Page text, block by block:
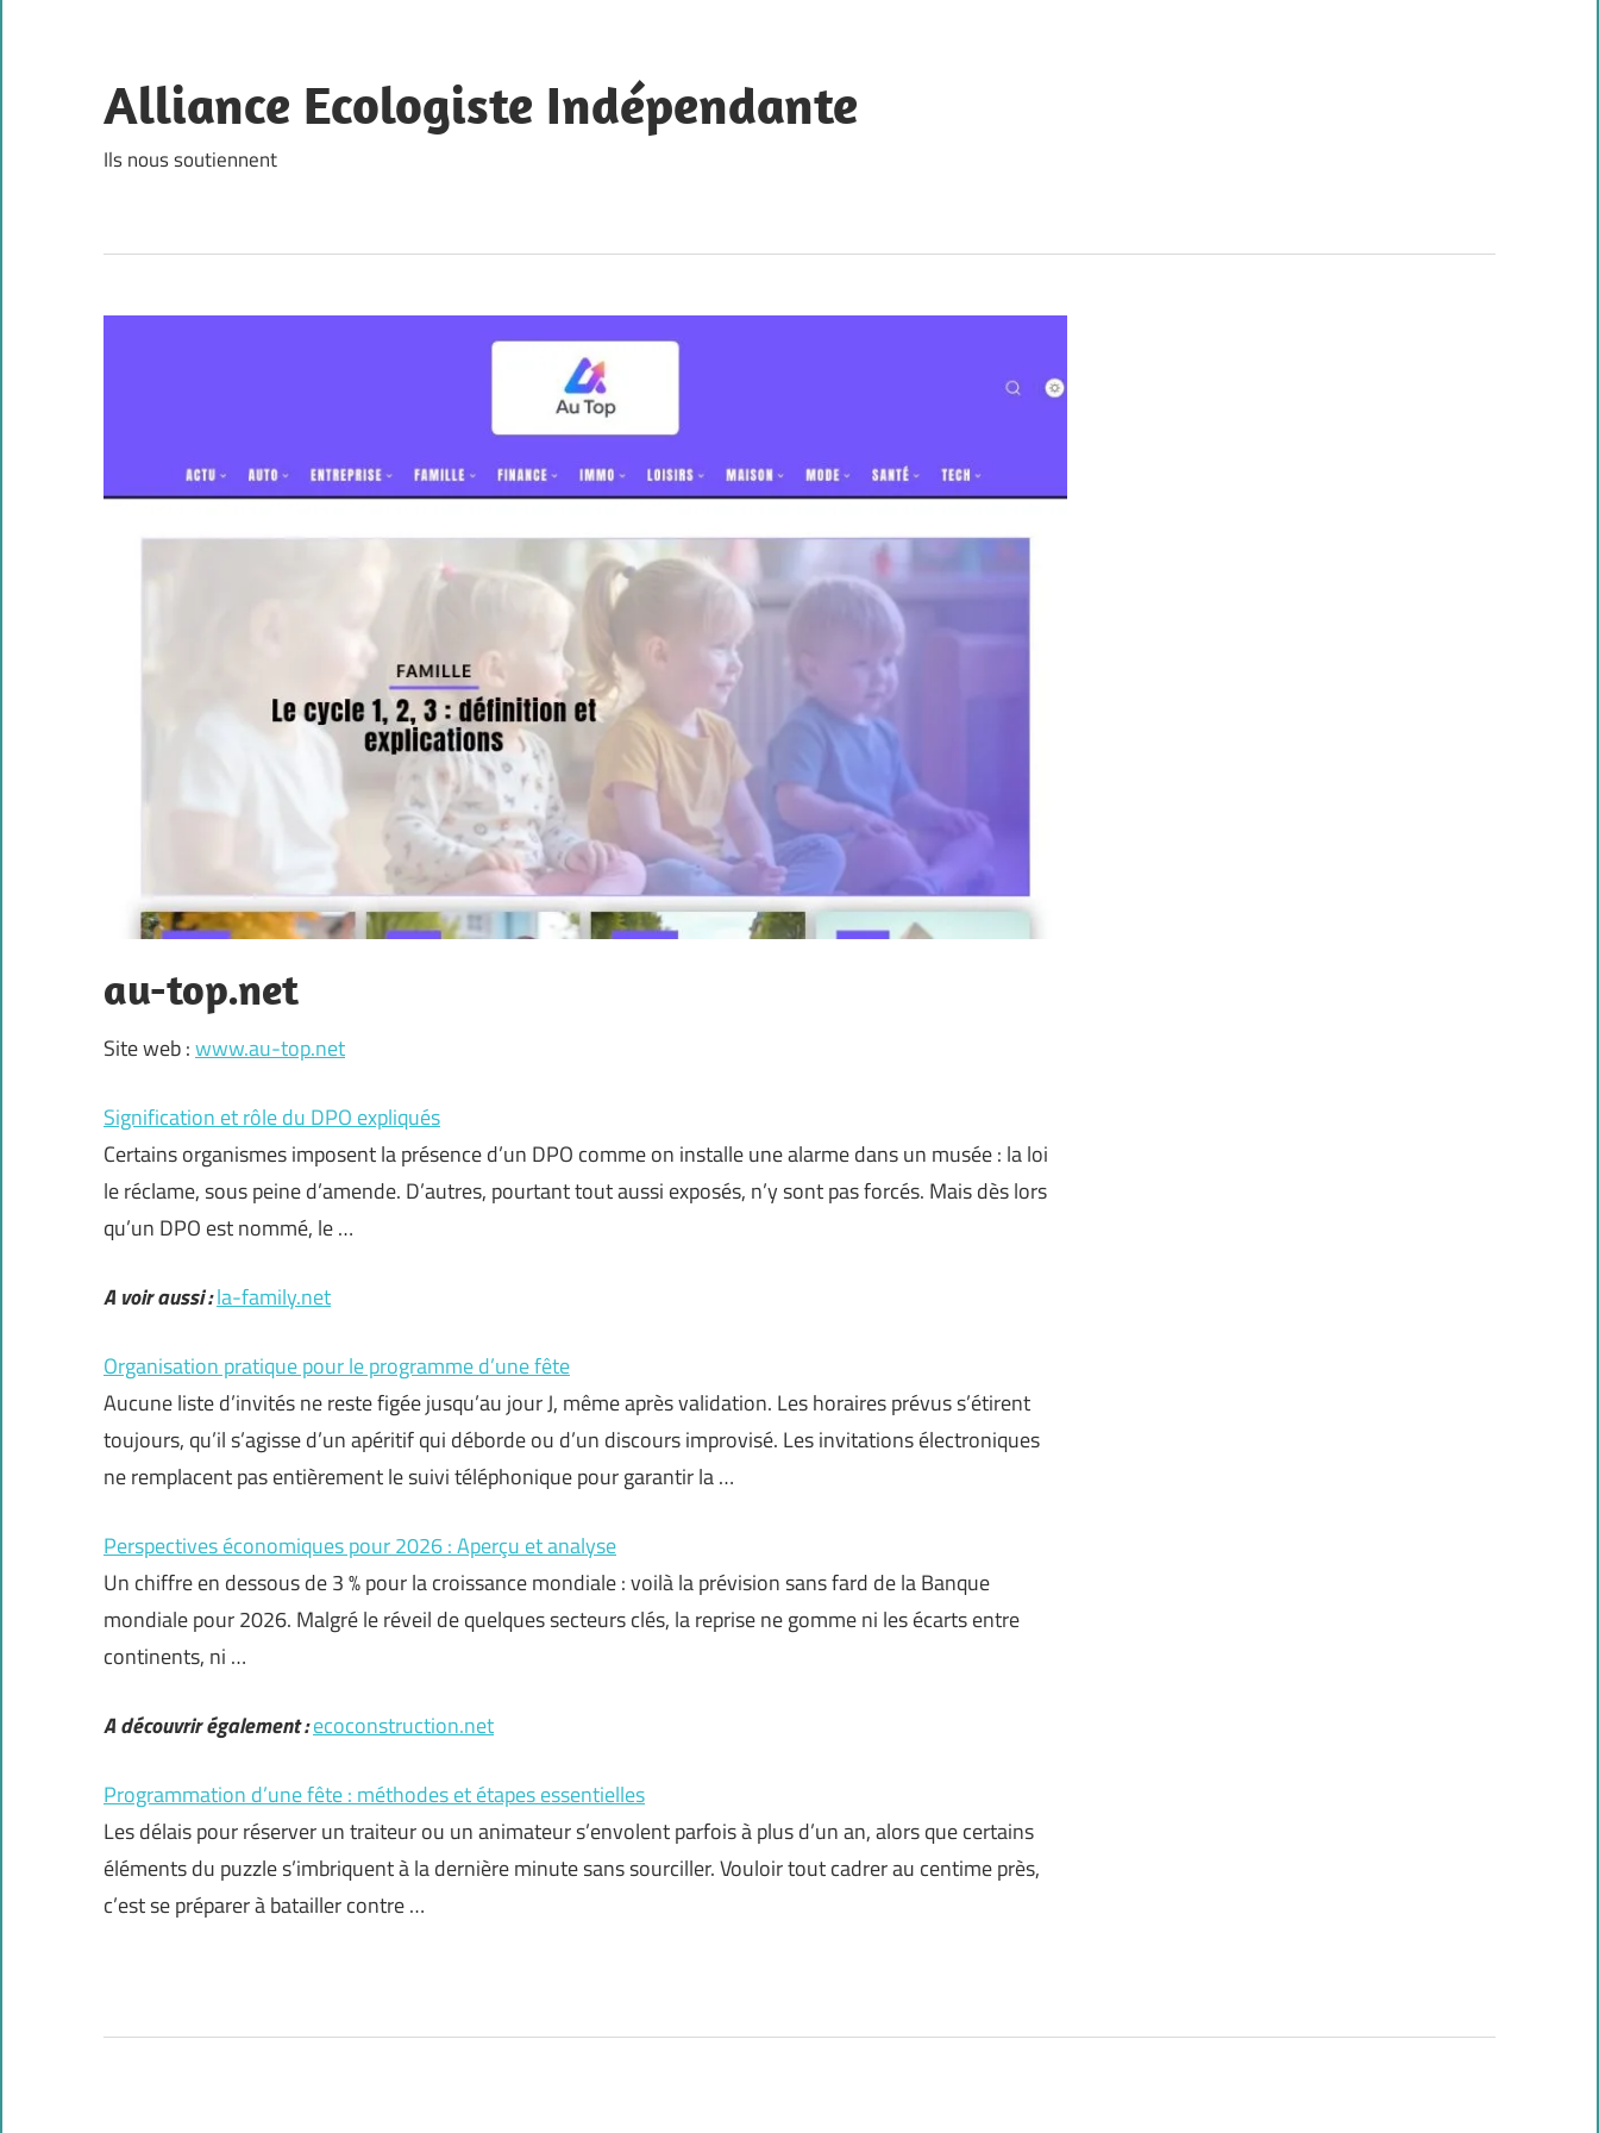
content
Alliance Ecologiste Indépendante
Ils nous soutiennent
au-top.net
Site web :www.au-top.net
Signification et rôle du DPO expliqués
Certains organismes imposent la présence d’un DPO comme on installe une alarme dans un musée : la loi
le réclame, sous peine d’amende. D’autres, pourtant tout aussi exposés, n’y sont pas forcés. Mais dès lors
qu’un DPO est nommé, le …
A voir aussi :la-family.net
Organisation pratique pour le programme d’une fête
Aucune liste d’invités ne reste figée jusqu’au jour J, même après validation. Les horaires prévus s’étirent
toujours, qu’il s’agisse d’un apéritif qui déborde ou d’un discours improvisé. Les invitations électroniques
ne remplacent pas entièrement le suivi téléphonique pour garantir la …
Perspectives économiques pour 2026 : Aperçu et analyse
Un chiffre en dessous de 3 % pour la croissance mondiale : voilà la prévision sans fard de la Banque
mondiale pour 2026. Malgré le réveil de quelques secteurs clés, la reprise ne gomme ni les écarts entre
continents, ni …
A découvrir également :ecoconstruction.net
Programmation d’une fête : méthodes et étapes essentielles
Les délais pour réserver un traiteur ou un animateur s’envolent parfois à plus d’un an, alors que certains
éléments du puzzle s’imbriquent à la dernière minute sans sourciller. Vouloir tout cadrer au centime près,
c’est se préparer à batailler contre …